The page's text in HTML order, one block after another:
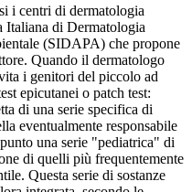
i centri di dermatologia
Italiana di Dermatologia
(SIDAPA) che propone
Quando il dermatologo
i genitori del piccolo ad
epicutanei o patch test:
di una serie specifica di
eventualmente responsabile
una serie "pediatrica" di
di quelli più frequentemente
Questa serie di sostanze